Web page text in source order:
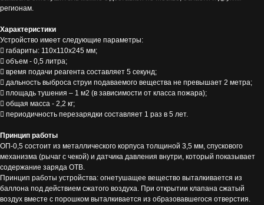
регионам.
Характеристики
Устройство имеет следующие параметры:
 габариты: 110х110х245 мм;
 объем - 0,5 литра;
 время подачи реагента составляет 5 секунд;
 дальность выброса струи подаваемого вещества не превышает 2 метра;
 площадь тушения – 1 м2 (в зависимости от класса пожара);
 общая масса - 2,2 кг;
 периодичность перезарядки составляет 1 раз в 5 лет.
Принцип работы
ОП-0,5 состоит из металлического корпуса толщиной 3,5 мм, спускового
механизма (рычаг с чекой) и датчика давления внутри, который показывает
содержание заряда ОТВ.
Принцип работы устройства: огнетушащее вещество выталкивается из
баллона под действием сжатого воздуха. При открытии клапана сжатый
воздух вместе с порошком выталкивается из образовавшегося отверстия.